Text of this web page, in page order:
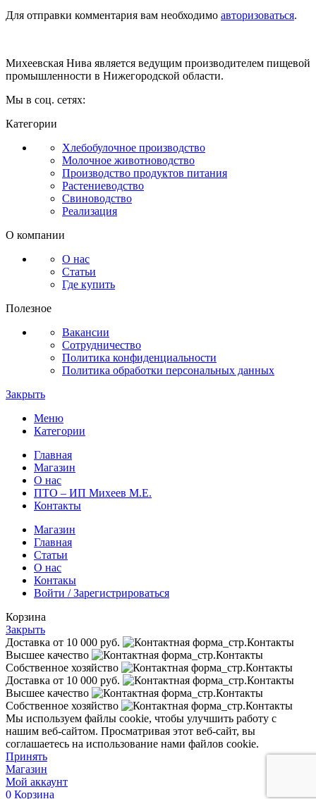
Для отправки комментария вам необходимо авторизоваться.
Михеевская Нива является ведущим производителем пищевой
промышленности в Нижегородской области.
Мы в соц. сетях:
Категории
Хлебобулочное производство
Молочное животноводство
Производство продуктов питания
Растениеводство
Свиноводство
Реализация
О компании
О нас
Статьи
Где купить
Полезное
Вакансии
Сотрудничество
Политика конфиденциальности
Политика обработки персональных данных
Закрыть
Меню
Категории
Главная
Магазин
О нас
ПТО – ИП Михеев М.Е.
Контакты
Магазин
Главная
Статьи
О нас
Контакы
Войти / Зарегистрироваться
Корзина
Закрыть
Доставка от 10 000 руб.
Высшее качество
Собственное хозяйство
Доставка от 10 000 руб.
Высшее качество
Собственное хозяйство
Мы используем файлы cookie, чтобы улучшить работу с
нашим веб-сайтом. Просматривая этот веб-сайт, вы
соглашаетесь на использование нами файлов cookie.
Принять
Магазин
Мой аккаунт
0 Корзина